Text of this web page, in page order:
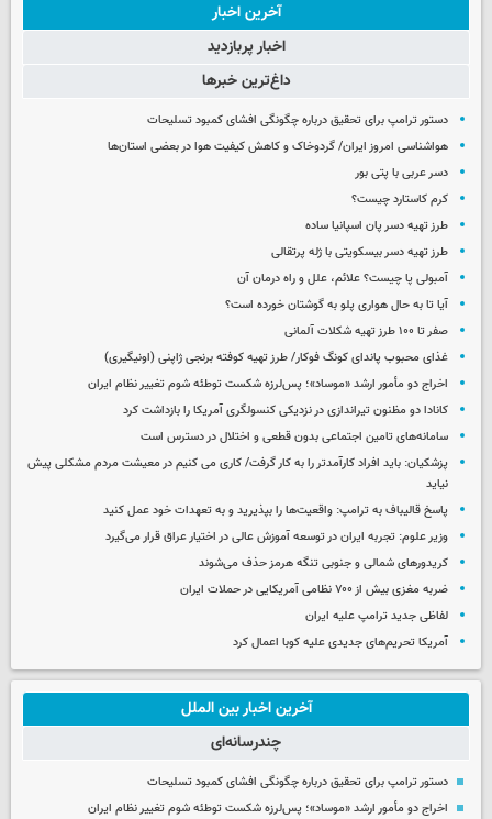
آخرین اخبار
اخبار پربازدید
داغ‌ترین خبرها
دستور ترامپ برای تحقیق درباره چگونگی افشای کمبود تسلیحات
هواشناسی امروز ایران/ گردوخاک و کاهش کیفیت هوا در بعضی استان‌ها
دسر عربی با پتی بور
کرم کاستارد چیست؟
طرز تهیه دسر پان اسپانیا ساده
طرز تهیه دسر بیسکویتی با ژله پرتقالی
آمبولی پا چیست؟ علائم، علل و راه درمان آن
آیا تا به حال هواری پلو به گوشتان خورده است؟
صفر تا ۱۰۰ طرز تهیه شکلات آلمانی
غذای محبوب پاندای کونگ فوکار/ طرز تهیه کوفته برنجی ژاپنی (اونیگیری)
اخراج دو مأمور ارشد «موساد»؛ پس‌لرزه شکست توطئه شوم تغییر نظام ایران
کانادا دو مظنون تیراندازی در نزدیکی کنسولگری آمریکا را بازداشت کرد
سامانه‌های تامین اجتماعی بدون قطعی و اختلال در دسترس است
پزشکیان: باید افراد کارآمدتر را به کار گرفت/ کاری می کنیم در معیشت مردم مشکلی پیش
نیاید
پاسخ قالیباف به ترامپ: واقعیت‌ها را بپذیرید و به تعهدات خود عمل کنید
وزیر علوم: تجربه ایران در توسعه آموزش عالی در اختیار عراق قرار می‌گیرد
کریدورهای شمالی و جنوبی تنگه هرمز حذف می‌شوند
ضربه مغزی بیش از ۷۰۰ نظامی آمریکایی در حملات ایران
لفاظی جدید ترامپ علیه ایران
آمریکا تحریم‌های جدیدی علیه کوبا اعمال کرد
آخرین اخبار بین الملل
چندرسانه‌ای
دستور ترامپ برای تحقیق درباره چگونگی افشای کمبود تسلیحات
اخراج دو مأمور ارشد «موساد»؛ پس‌لرزه شکست توطئه شوم تغییر نظام ایران